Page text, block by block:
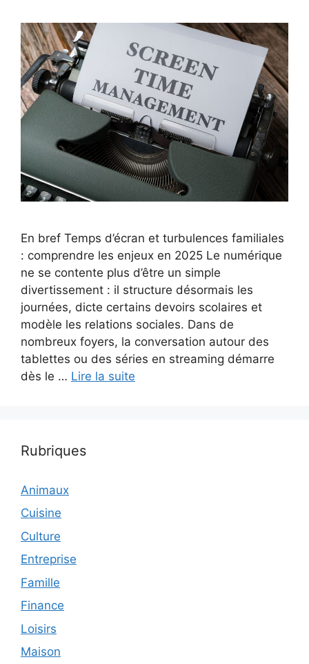
En bref Temps d’écran et turbulences familiales
: comprendre les enjeux en 2025 Le numérique
ne se contente plus d’être un simple
divertissement : il structure désormais les
journées, dicte certains devoirs scolaires et
modèle les relations sociales. Dans de
nombreux foyers, la conversation autour des
tablettes ou des séries en streaming démarre
dès le … Lire la suite
Rubriques
Animaux
Cuisine
Culture
Entreprise
Famille
Finance
Loisirs
Maison